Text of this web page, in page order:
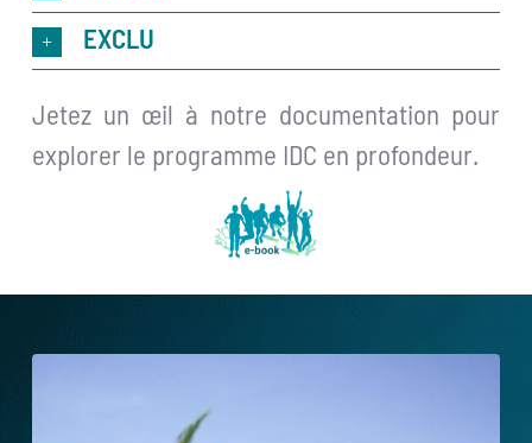
EXCLU
Jetez un œil à notre documentation pour
explorer le programme IDC en profondeur.